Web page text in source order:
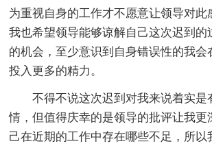
为重视自身的工作才不愿意让领导对此
我也希望领导能够谅解自己这次迟到的
的机会，至少意识到自身错误性的我会
投入更多的精力。
不得不说这次迟到对我来说着实是
情，但值得庆幸的是领导的批评让我更
己在近期的工作中存在哪些不足，所以